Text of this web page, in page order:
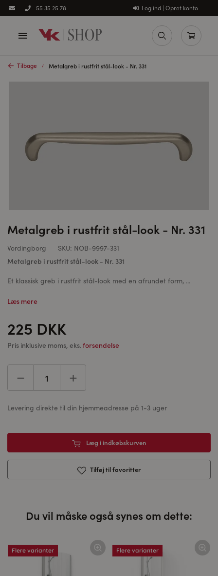
55 35 25 78 Log ind | Opret konto
Tilbage Metalgreb i rustfrit stål-look - Nr. 331
Metalgreb i rustfrit stål-look - Nr. 331
Vordingborg SKU: NOB-9997-331
Metalgreb i rustfrit stål-look - Nr. 331
Et klassisk greb i rustfrit stål-look med en afrundet form, ...
Læs mere
225 DKK
Pris inklusive moms, eks.forsendelse
Levering direkte til din hjemmeadresse på 1-3 uger
Læg i indkøbskurven
Tilføj til favoritter
Du vil måske også synes om dette:
Flere varianter Flere varianter